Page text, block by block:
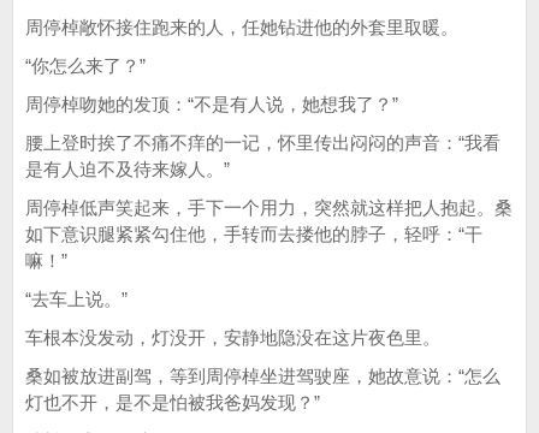
周停棹敞怀接住跑来的人，任她钻进他的外套里取暖。
“你怎么来了？”
周停棹吻她的发顶：“不是有人说，她想我了？”
腰上登时挨了不痛不痒的一记，怀里传出闷闷的声音：“我看
是有人迫不及待来嫁人。”
周停棹低声笑起来，手下一个用力，突然就这样把人抱起。桑
如下意识腿紧紧勾住他，手转而去搂他的脖子，轻呼：“干
嘛！”
“去车上说。”
车根本没发动，灯没开，安静地隐没在这片夜色里。
桑如被放进副驾，等到周停棹坐进驾驶座，她故意说：“怎么
灯也不开，是不是怕被我爸妈发现？”